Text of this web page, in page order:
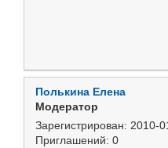
Полькина Елена
Модератор
Зарегистрирован: 2010-
Приглашений: 0